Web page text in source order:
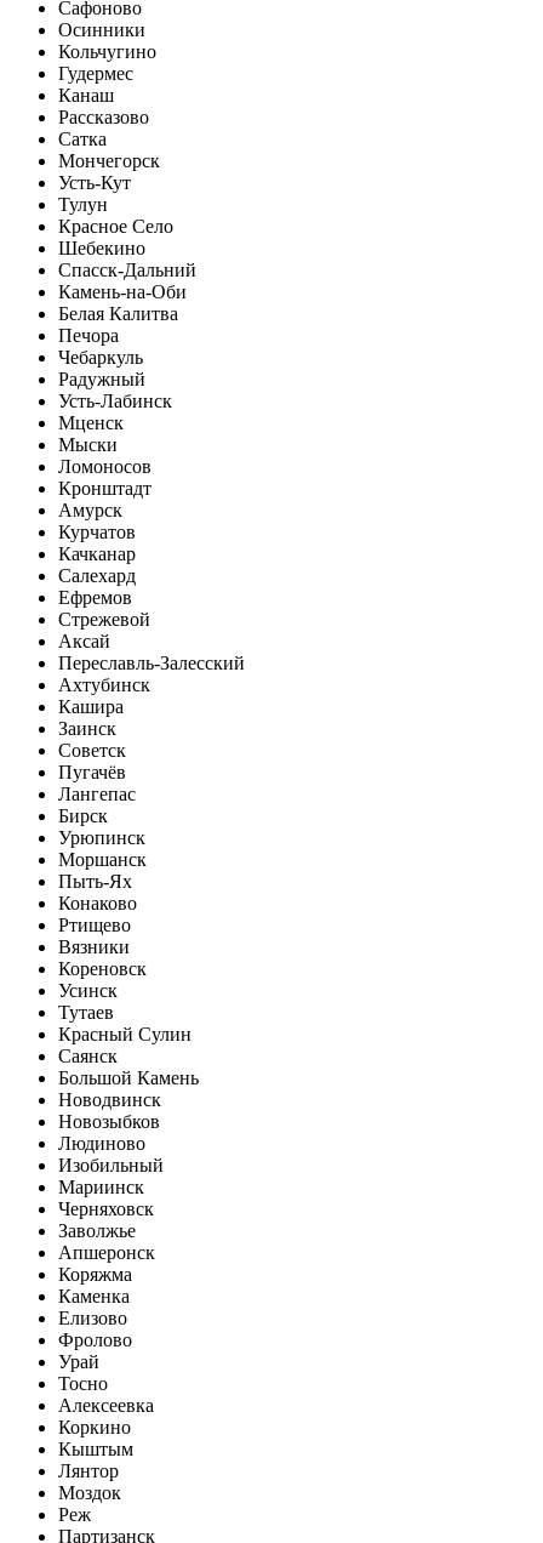
Сафоново
Осинники
Кольчугино
Гудермес
Канаш
Рассказово
Сатка
Мончегорск
Усть-Кут
Тулун
Красное Село
Шебекино
Спасск-Дальний
Камень-на-Оби
Белая Калитва
Печора
Чебаркуль
Радужный
Усть-Лабинск
Мценск
Мыски
Ломоносов
Кронштадт
Амурск
Курчатов
Качканар
Салехард
Ефремов
Стрежевой
Аксай
Переславль-Залесский
Ахтубинск
Кашира
Заинск
Советск
Пугачёв
Лангепас
Бирск
Урюпинск
Моршанск
Пыть-Ях
Конаково
Ртищево
Вязники
Кореновск
Усинск
Тутаев
Красный Сулин
Саянск
Большой Камень
Новодвинск
Новозыбков
Людиново
Изобильный
Мариинск
Черняховск
Заволжье
Апшеронск
Коряжма
Каменка
Елизово
Фролово
Урай
Тосно
Алексеевка
Коркино
Кыштым
Лянтор
Моздок
Реж
Партизанск